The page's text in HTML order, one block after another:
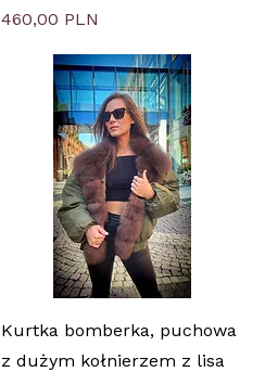
Цена
460,00 PLN
Быстрый просмотр
Kurtka bomberka, puchowa
z dużym kołnierzem z lisa